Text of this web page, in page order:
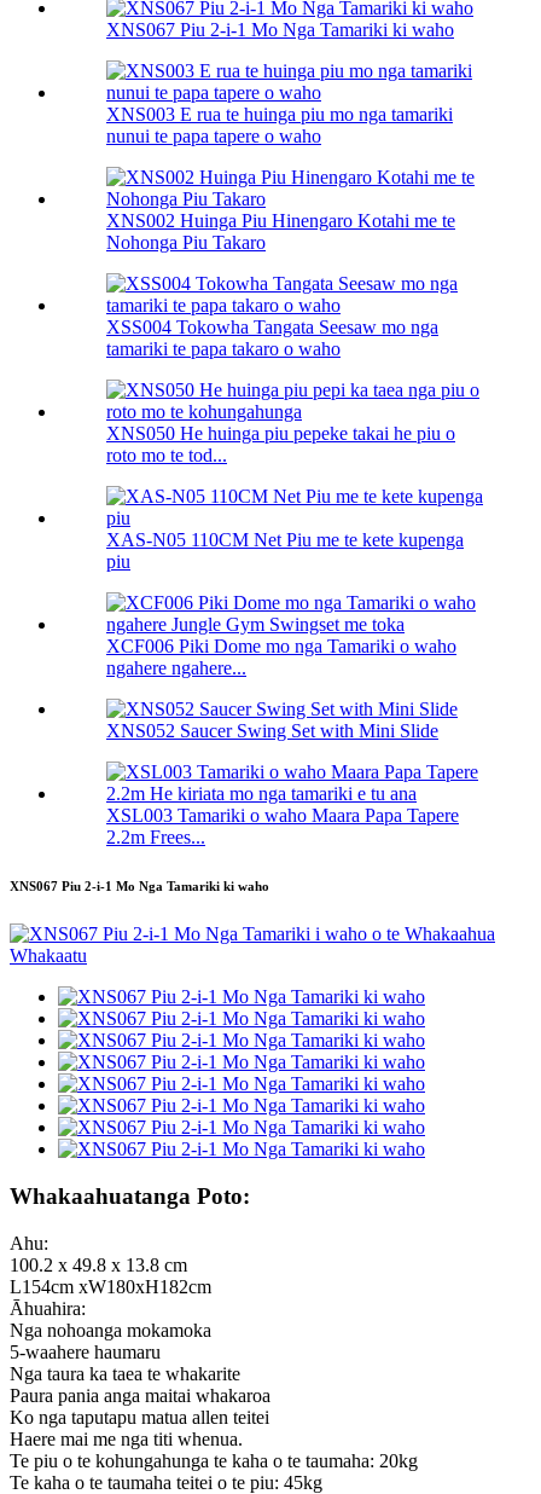
XNS067 Piu 2-i-1 Mo Nga Tamariki ki waho
XNS003 E rua te huinga piu mo nga tamariki
nunui te papa tapere o waho
XNS002 Huinga Piu Hinengaro Kotahi me te
Nohonga Piu Takaro
XSS004 Tokowha Tangata Seesaw mo nga
tamariki te papa takaro o waho
XNS050 He huinga piu pepeke takai he piu o
roto mo te tod...
XAS-N05 110CM Net Piu me te kete kupenga
piu
XCF006 Piki Dome mo nga Tamariki o waho
ngahere ngahere...
XNS052 Saucer Swing Set with Mini Slide
XSL003 Tamariki o waho Maara Papa Tapere
2.2m Frees...
XNS067 Piu 2-i-1 Mo Nga Tamariki ki waho
Whakaahuatanga Poto:
Ahu:
100.2 x 49.8 x 13.8 cm
L154cm xW180xH182cm
Āhuahira:
Nga nohoanga mokamoka
5-waahere haumaru
Nga taura ka taea te whakarite
Paura pania anga maitai whakaroa
Ko nga taputapu matua allen teitei
Haere mai me nga titi whenua.
Te piu o te kohungahunga te kaha o te taumaha: 20kg
Te kaha o te taumaha teitei o te piu: 45kg